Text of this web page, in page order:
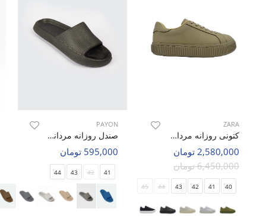
ZARA
کتونی روزانه مردانه زارا ZARA Otiger Court 2.0 M
2,580,000 تومان
6,450,000 تومان
40
41
42
43
44
45
PAYON
صندل روزانه مردانه پایون Arsalan M
595,000 تومان
41
42
43
44